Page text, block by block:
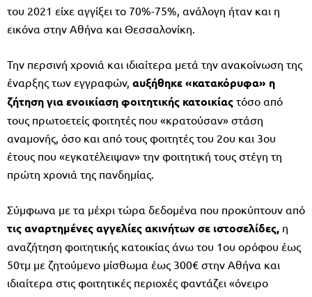
του 2021 είχε αγγίξει το 70%-75%, ανάλογη ήταν και η
εικόνα στην Αθήνα και Θεσσαλονίκη.
Την περσινή χρονιά και ιδιαίτερα μετά την ανακοίνωση της
έναρξης των εγγραφών, αυξήθηκε «κατακόρυφα» η
ζήτηση για ενοικίαση φοιτητικής κατοικίας τόσο από
τους πρωτοετείς φοιτητές που «κρατούσαν» στάση
αναμονής, όσο και από τους φοιτητές του 2ου και 3ου
έτους που «εγκατέλειψαν» την φοιτητική τους στέγη τη
πρώτη χρονιά της πανδημίας.
Σύμφωνα με τα μέχρι τώρα δεδομένα που προκύπτουν από
τις αναρτημένες αγγελίες ακινήτων σε ιστοσελίδες, η
αναζήτηση φοιτητικής κατοικίας άνω του 1ου ορόφου έως
50τμ με ζητούμενο μίσθωμα έως 300€ στην Αθήνα και
ιδιαίτερα στις φοιτητικές περιοχές φαντάζει «όνειρο